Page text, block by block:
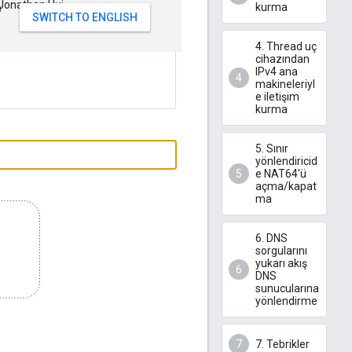
kurma
4. Thread uç
cihazından
IPv4 ana
makineleriyl
e iletişim
kurma
5. Sınır
yönlendiricid
e NAT64'ü
açma/kapat
ma
6. DNS
sorgularını
yukarı akış
DNS
sunucularına
yönlendirme
7. Tebrikler
Hui